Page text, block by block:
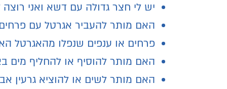
יש לי חצר גדולה עם דשא ואני
האם מותר להעביר אגרטל עם
פרחים או ענפים שנפלו מהאגרטל
האם מותר להוסיף או להחליף מים
האם מותר לשים או להוציא גרעין